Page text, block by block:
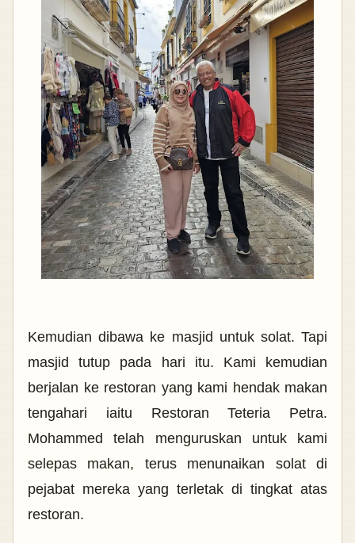
Kemudian dibawa ke masjid untuk solat. Tapi
masjid tutup pada hari itu. Kami kemudian
berjalan ke restoran yang kami hendak makan
tengahari iaitu Restoran Teteria Petra.
Mohammed telah menguruskan untuk kami
selepas makan, terus menunaikan solat di
pejabat mereka yang terletak di tingkat atas
restoran.